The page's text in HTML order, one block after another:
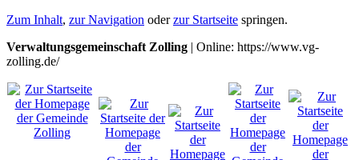
Zum Inhalt, zur Navigation oderzur Startseite springen.
Verwaltungsgemeinschaft Zolling | Online: https://www.vg-
zolling.de/